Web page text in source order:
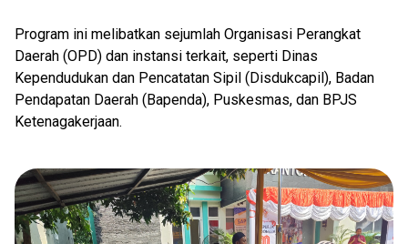
Program ini melibatkan sejumlah Organisasi Perangkat
Daerah (OPD) dan instansi terkait, seperti Dinas
Kependudukan dan Pencatatan Sipil (Disdukcapil), Badan
Pendapatan Daerah (Bapenda), Puskesmas, dan BPJS
Ketenagakerjaan.